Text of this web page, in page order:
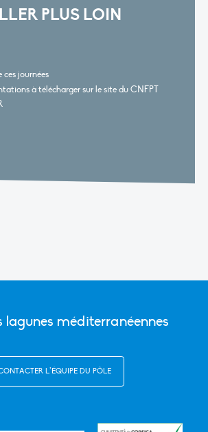
PLUS LOIN
journées
à télécharger sur le site du CNFPT
lagunes méditerranéennes
L’ÉQUIPE DU PÔLE